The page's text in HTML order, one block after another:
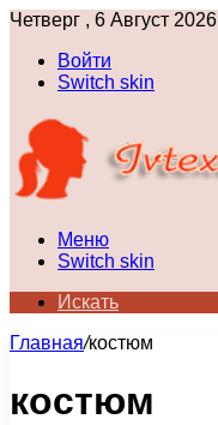
Четверг , 6 Август 2026
Войти
Switch skin
Меню
Switch skin
Искать
Главная/костюм
костюм